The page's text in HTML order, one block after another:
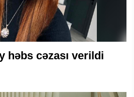
həbs cəzası verildi